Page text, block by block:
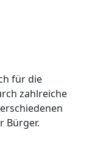
für die
zahlreiche
Bürger.